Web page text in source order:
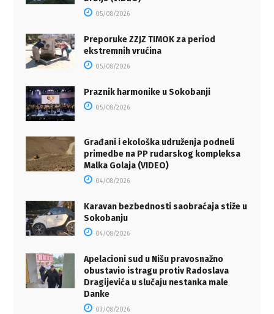
05/08/2026
Preporuke ZZJZ TIMOK za period
ekstremnih vrućina
05/08/2026
Praznik harmonike u Sokobanji
05/08/2026
Građani i ekološka udruženja podneli
primedbe na PP rudarskog kompleksa
Malka Golaja (VIDEO)
04/08/2026
Karavan bezbednosti saobraćaja stiže u
Sokobanju
04/08/2026
Apelacioni sud u Nišu pravosnažno
obustavio istragu protiv Radoslava
Dragijevića u slučaju nestanka male
Danke
03/08/2026